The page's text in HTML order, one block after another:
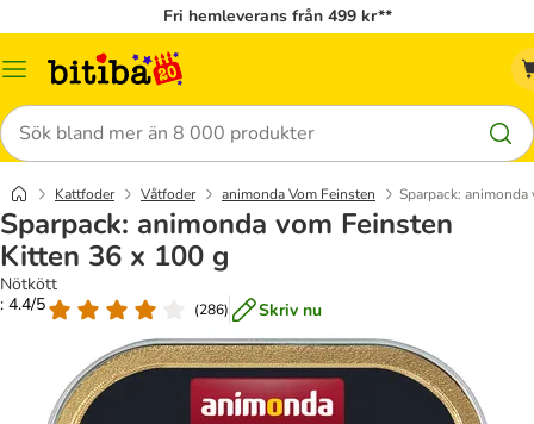
Fri hemleverans från 499 kr**
Meny
Sök
Kattfoder Våtfoder animonda Vom Feinsten Sparpack:
Sparpack: animonda vom Feinsten
Kitten 36 x 100 g
Nötkött
: 4.4/5
(286) Skriv nu